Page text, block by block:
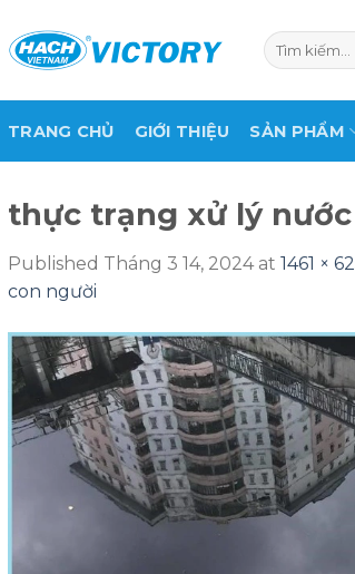
Tìm
kiếm:
TRANG CHỦ GIỚI THIỆU SẢN PHẨM
thực trạng xử lý
Published Tháng 3 14, 2024at 1461 ×
con người